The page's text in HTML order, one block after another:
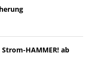
HAMMER! ab